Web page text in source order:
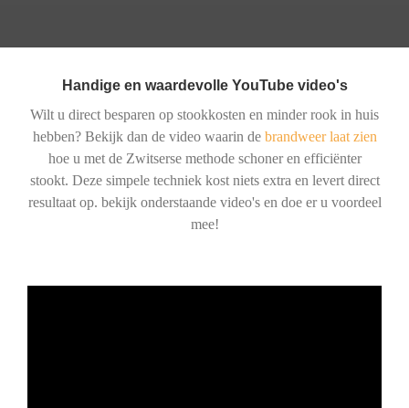
Handige en waardevolle YouTube video's
Wilt u direct besparen op stookkosten en minder rook in huis
hebben? Bekijk dan de video waarin de brandweer laat zien
hoe u met de Zwitserse methode schoner en efficiënter
stookt. Deze simpele techniek kost niets extra en levert direct
resultaat op. bekijk onderstaande video's en doe er u voordeel
mee!